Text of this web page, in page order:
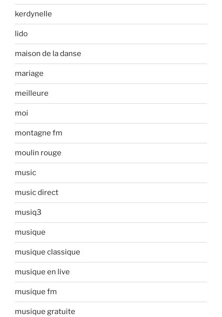
kerdynelle
lido
maison de la danse
mariage
meilleure
moi
montagne fm
moulin rouge
music
music direct
musiq3
musique
musique classique
musique en live
musique fm
musique gratuite